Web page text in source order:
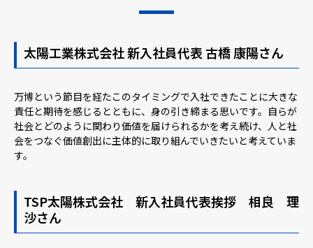
太陽工業株式会社 新入社員代表 古橋 康陽さん
万博という節目を経たこのタイミングで入社できたことに大きな
責任と期待を感じるとともに、身の引き締まる思いです。自らが
社会とどのように関わり価値を届けられるかを考え続け、人と社
会をつなぐ価値創出に主体的に取り組んでいきたいと考えていま
す。
TSP太陽株式会社 新入社員代表挨拶 相良 理
沙さん